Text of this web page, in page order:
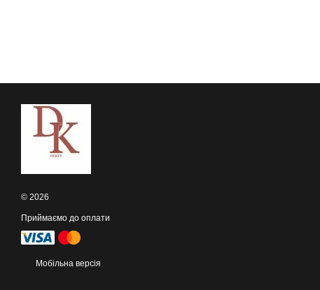
© 2026
Приймаємо до оплати
Мобільна версія